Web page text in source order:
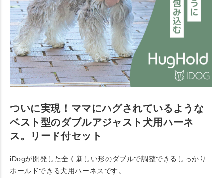
ついに実現！ママにハグされているような
ベスト型のダブルアジャスト犬用ハーネ
ス。リード付セット
iDogが開発した全く新しい形のダブルで調整できるしっかり
ホールドできる犬用ハーネスです。